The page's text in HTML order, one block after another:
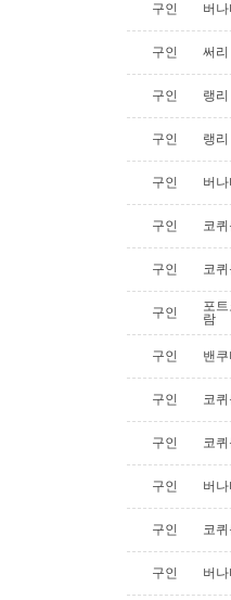
구인 버나
구인 써리
구인 랭리
구인 랭리
구인 버나
구인 코
구인 코
구인
포
람
구인 밴쿠
구인 코
구인 코
구인 버나
구인 코
구인 버나